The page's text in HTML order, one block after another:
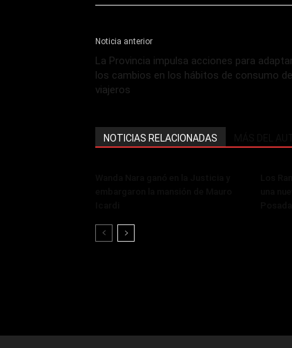
Noticia anterior
La Provincia impulsa acciones para
los cambios en los hábitos de consumo
viajeros
NOTICIAS RELACIONADAS